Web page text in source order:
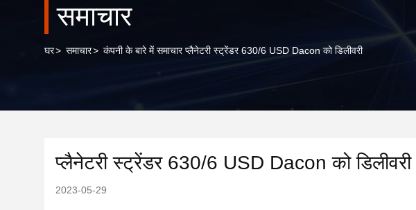
समाचार
घर> समाचार> कंपनी के बारे में समाचार प्लैनेटरी स्ट्रेंडर 630/6 USD Dacon को डिलीवरी
प्लैनेटरी स्ट्रेंडर 630/6 USD Dacon को डिलीवरी
2023-05-29